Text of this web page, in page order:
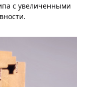
с увеличенными